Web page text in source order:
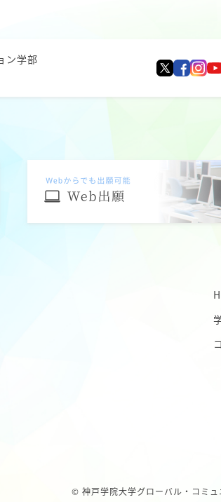
ン学部
© 神戸学院大学グローバル・コミュ